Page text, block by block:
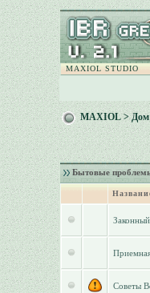
MAXIOL STUDIO
MAXIOL>Дом
Бытовые
Советы